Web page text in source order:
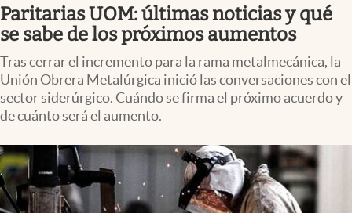
Uruguay
Negocios
Columnistas
Apertura
Clase
Clima
Paritarias UOM: últimas noticias y qué
se sabe de los próximos aumentos
Tras cerrar el incremento para la rama metalmecánica, la
Unión Obrera Metalúrgica inició las conversaciones con el
sector siderúrgico. Cuándo se firma el próximo acuerdo y
de cuánto será el aumento.